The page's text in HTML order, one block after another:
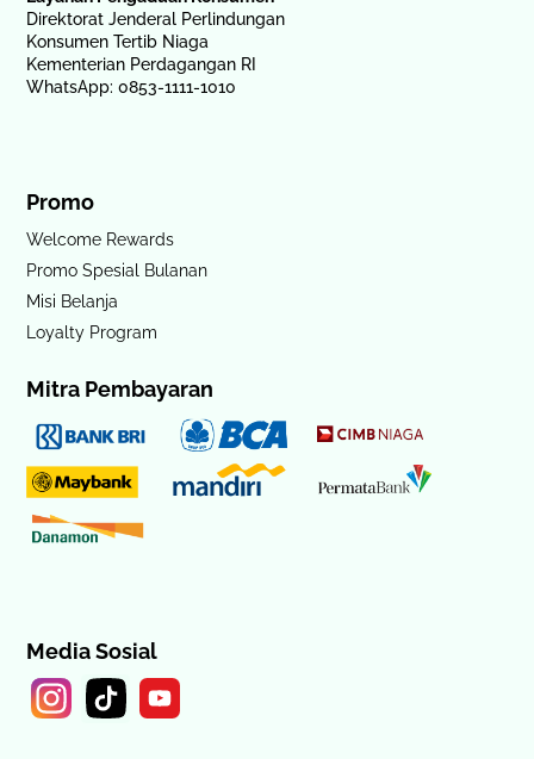
Direktorat Jenderal Perlindungan
Konsumen Tertib Niaga
Kementerian Perdagangan RI
WhatsApp: 0853-1111-1010
Promo
Welcome Rewards
Promo Spesial Bulanan
Misi Belanja
Loyalty Program
Mitra Pembayaran
Media Sosial